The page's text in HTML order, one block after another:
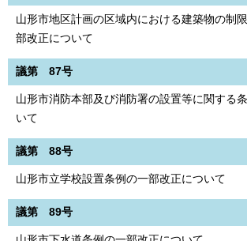
山形市地区計画の区域内における建築物の制
部改正について
議第 87号
山形市消防本部及び消防署の設置等に関する
いて
議第 88号
山形市立学校設置条例の一部改正について
議第 89号